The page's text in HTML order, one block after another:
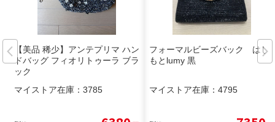
【美品 稀少】アンテプリマ ハン
ドバッグ フィオリトゥーラ ブラ
ック
マイストア在庫： 3785
フォーマルビーズバック はし
もとlumy 黒
マイストア在庫： 4795